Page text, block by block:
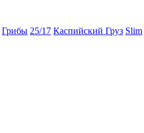
Грибы 25/17 Каспийский Груз Slim